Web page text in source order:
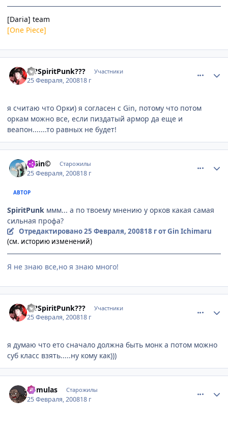
[Daria] team
[One Piece]
???SpiritPunk??? Участники
25 Февраля, 200818 г
я считаю что Орки) я согласен с Gin, потому что потом
оркам можно все, если пиздатый армор да еще и
веапон.......то равных не будет!
©Gin© Старожилы
25 Февраля, 200818 г
АВТОР
SpiritPunk ммм... а по твоему мнению у орков какая самая
сильная профа?
Отредактировано25 Февраля, 200818 гот Gin Ichimaru
(см. историю изменений)
Я не знаю все,но я знаю много!
???SpiritPunk??? Участники
25 Февраля, 200818 г
я думаю что ето сначало должна быть монк а потом можно
суб класс взять.....ну кому как)))
Romulas Старожилы
25 Февраля, 200818 г